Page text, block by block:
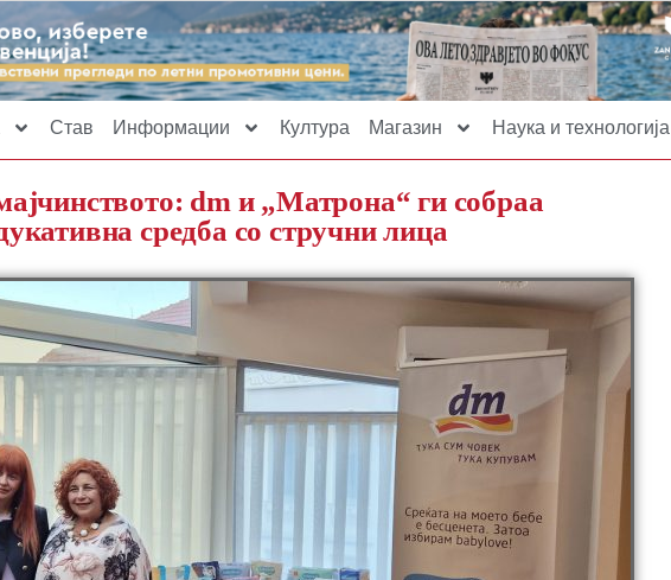
Став Информации Култура Магазин Наука и технологија
dm и „Матрона“ ги собраа
средба со стручни лица